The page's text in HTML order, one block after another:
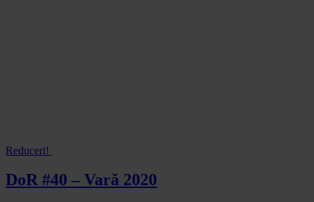
Reduceri!
DoR #40 – Vară 2020